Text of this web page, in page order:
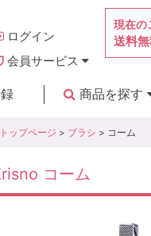
ログイン
会員サービス
現在の
送料
商品を探す
トップページ > ブラシ > コーム
コーム